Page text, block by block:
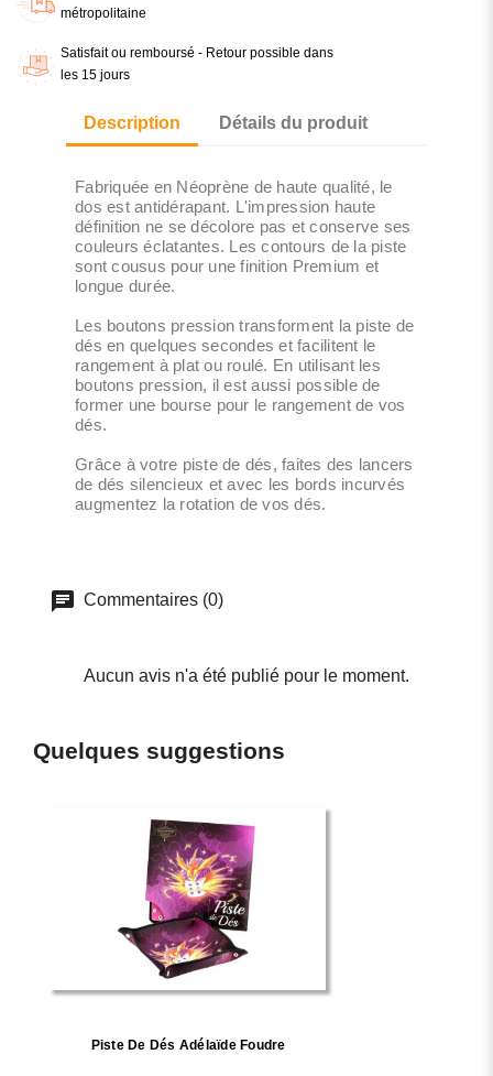
métropolitaine
Satisfait ou remboursé - Retour possible dans
les 15 jours
Description Détails du produit
Fabriquée en Néoprène de haute qualité, le
dos est antidérapant. L'impression haute
définition ne se décolore pas et conserve ses
couleurs éclatantes. Les contours de la piste
sont cousus pour une finition Premium et
longue durée.
Les boutons pression transforment la piste de
dés en quelques secondes et facilitent le
rangement à plat ou roulé. En utilisant les
boutons pression, il est aussi possible de
former une bourse pour le rangement de vos
dés.
Grâce à votre piste de dés, faites des lancers
de dés silencieux et avec les bords incurvés
augmentez la rotation de vos dés.
Commentaires (0)
Aucun avis n'a été publié pour le moment.
Quelques suggestions
Piste De Dés Adélaïde Foudre